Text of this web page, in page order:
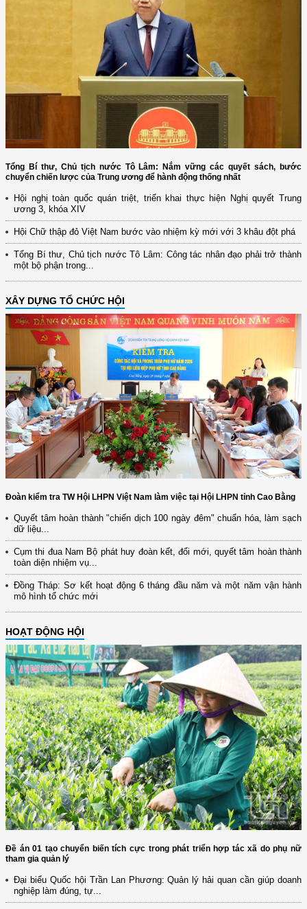
Tổng Bí thư, Chủ tịch nước Tô Lâm: Nắm vững các quyết sách, bước
chuyển chiến lược của Trung ương để hành động thống nhất
Hội nghị toàn quốc quán triệt, triển khai thực hiện Nghị quyết Trung
ương 3, khóa XIV
Hội Chữ thập đỏ Việt Nam bước vào nhiệm kỳ mới với 3 khâu đột phá
Tổng Bí thư, Chủ tịch nước Tô Lâm: Công tác nhân đạo phải trở thành
một bộ phận trong...
XÂY DỰNG TỔ CHỨC HỘI
Đoàn kiểm tra TW Hội LHPN Việt Nam làm việc tại Hội LHPN tỉnh Cao Bằng
Quyết tâm hoàn thành "chiến dịch 100 ngày đêm" chuẩn hóa, làm sạch
dữ liệu...
Cụm thi đua Nam Bộ phát huy đoàn kết, đổi mới, quyết tâm hoàn thành
toàn diện nhiệm vụ...
Đồng Tháp: Sơ kết hoạt động 6 tháng đầu năm và một năm vận hành
mô hình tổ chức mới
HOẠT ĐỘNG HỘI
Đề án 01 tạo chuyển biến tích cực trong phát triển hợp tác xã do phụ nữ
tham gia quản lý
Đại biểu Quốc hội Trần Lan Phương: Quản lý hải quan cần giúp doanh
nghiệp làm đúng, tự...